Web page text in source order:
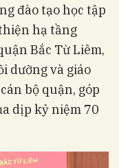
đào tạo học tập
hạ tầng
Bắc Từ Liêm,
dưỡng và giáo
bộ quận, góp
dịp kỷ niệm 70